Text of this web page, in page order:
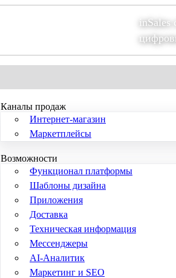
Каналы продаж
Интернет-магазин
Маркетплейсы
Возможности
Функционал платформы
Шаблоны дизайна
Приложения
Доставка
Техническая информация
Мессенджеры
AI-Аналитик
Маркетинг и SEO